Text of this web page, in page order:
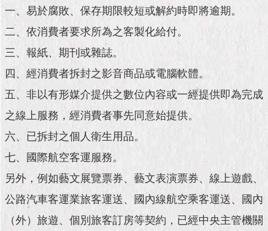
景
成
果
市
政
料
發
現
臺
北
一、易於腐敗、保存期限較短或解約時即將逾期。
二、依消費者要求所為之客製化給付。
三、報紙、期刊或雜誌。
四、經消費者拆封之影音商品或電腦軟體。
五、非以有形媒介提供之數位內容或一經提供即為完成
之線上服務，經消費者事先同意始提供。
六、已拆封之個人衛生用品。
七、國際航空客運服務。
另外，例如藝文展覽票券、藝文表演票券、線上遊戲、
公路汽車客運業旅客運送、國內線航空乘客運送、國內
（外）旅遊、個別旅客訂房等契約，已經中央主管機關